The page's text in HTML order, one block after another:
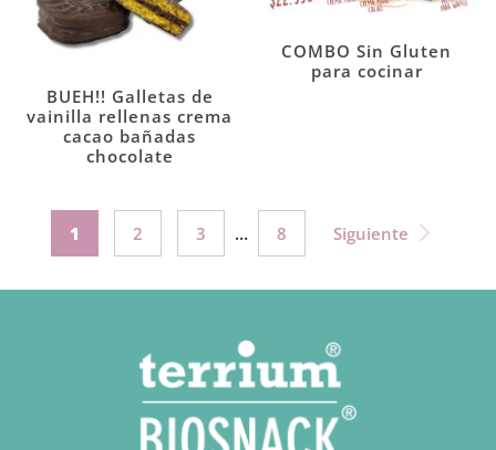
BUEH!! Galletas de
vainilla rellenas crema
cacao bañadas
chocolate
COMBO Sin Gluten
para cocinar
1 2 3 … 8 Siguiente